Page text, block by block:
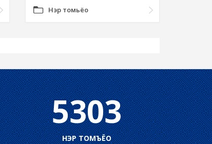
Нэр томьёо
5303
НЭР ТОМЪЁО